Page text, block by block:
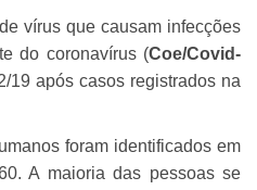
vírus que causam infecções
do coronavírus (Coe/Covid-
19 após casos registrados na
foram identificados em
A maioria das pessoas se